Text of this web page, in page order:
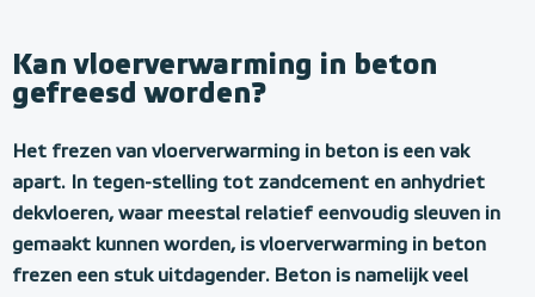
Kan vloerverwarming in beton
gefreesd worden?
Het frezen van vloerverwarming in beton is een vak
apart. In tegen-stelling tot zandcement en anhydriet
dekvloeren, waar meestal relatief eenvoudig sleuven in
gemaakt kunnen worden, is vloerverwarming in beton
frezen een stuk uitdagender. Beton is namelijk veel